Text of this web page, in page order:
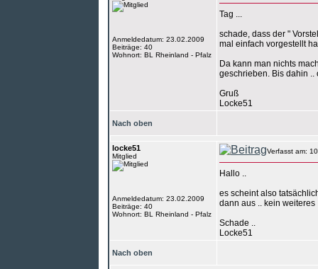
Anmeldedatum: 23.02.2009
Beiträge: 40
Wohnort: BL Rheinland - Pfalz
Tag ...
schade, dass der "
mal einfach vorgestellt
Da kann man nichts
geschrieben. Bis dahin ..
Gruß
Locke51
Nach oben
locke51
Mitglied
Anmeldedatum: 23.02.2009
Beiträge: 40
Wohnort: BL Rheinland - Pfalz
Verfasst am:
Hallo ..
es scheint also
dann aus .. kein
Schade ..
Locke51
Nach oben